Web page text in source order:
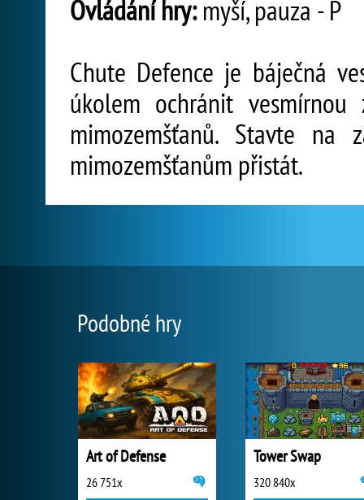
Ovládání hry:myší, pauza - P
Chute Defence je báječná
úkolem ochránit
mimozemšťanů. Stavte na
mimozemšťanům přistát.
Podobné hry
Art of Defense
26 751x
Tower Swap
320 840x